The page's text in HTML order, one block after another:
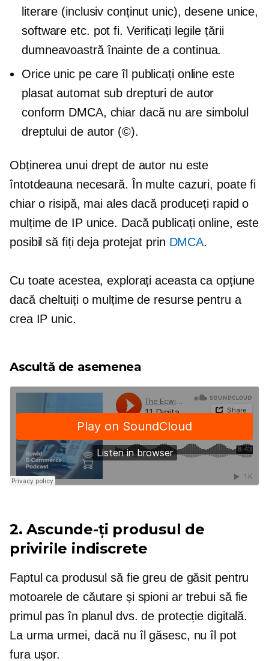
literare (inclusiv conținut unic), desene unice,
software etc. pot fi. Verificați legile țării
dumneavoastră înainte de a continua.
Orice unic pe care îl publicați online este
plasat automat sub drepturi de autor
conform DMCA, chiar dacă nu are simbolul
dreptului de autor (©).
Obținerea unui drept de autor nu este
întotdeauna necesară. În multe cazuri, poate fi
chiar o risipă, mai ales dacă produceți rapid o
mulțime de IP unice. Dacă publicați online, este
posibil să fiți deja protejat prin DMCA.
Cu toate acestea, explorați aceasta ca opțiune
dacă cheltuiți o mulțime de resurse pentru a
crea IP unic.
Ascultă de asemenea
2. Ascunde-ți produsul de
privirile indiscrete
Faptul ca produsul să fie greu de găsit pentru
motoarele de căutare și spioni ar trebui să fie
primul pas în planul dvs. de protecție digitală.
La urma urmei, dacă nu îl găsesc, nu îl pot
fura ușor.